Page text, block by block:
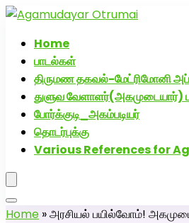
Home
பாடல்கள்
திருமண தகவல்-மேட்ரிமோனி
துளுவ வேளாளர்(அகமுடையார்)
போர்க்குடி_அகம்படியர்
தொடர்புக்கு
Various References for
Home »அரசியல் பயில்வோம்!
அகமுடையார் திருமண வரன்களுக்கு